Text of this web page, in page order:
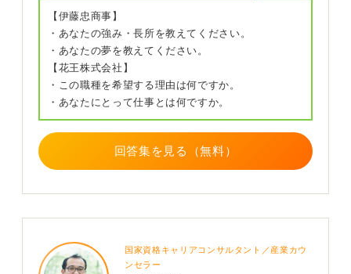
【伊藤忠商事】
・あなたの強み・長所を教えてください。
・あなたの夢を教えてください。
【花王株式会社】
・この職種を希望する理由は何ですか。
・あなたにとって仕事とは何ですか。
回答集を見る（無料）
国家資格キャリアコンサルタント／産業カウ
ンセラー